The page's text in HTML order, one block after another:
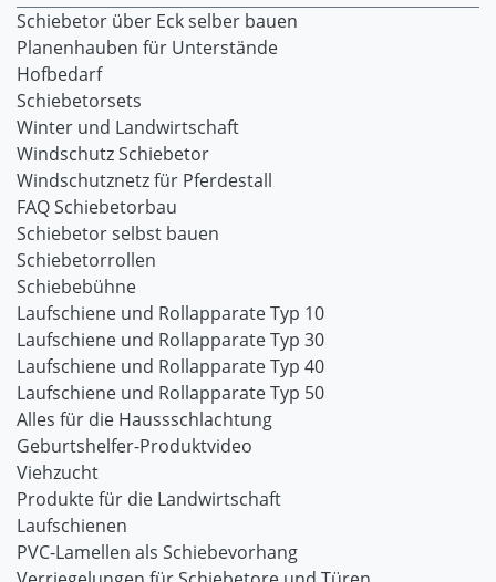
Schiebetor über Eck selber bauen
Planenhauben für Unterstände
Hofbedarf
Schiebetorsets
Winter und Landwirtschaft
Windschutz Schiebetor
Windschutznetz für Pferdestall
FAQ Schiebetorbau
Schiebetor selbst bauen
Schiebetorrollen
Schiebebühne
Laufschiene und Rollapparate Typ 10
Laufschiene und Rollapparate Typ 30
Laufschiene und Rollapparate Typ 40
Laufschiene und Rollapparate Typ 50
Alles für die Haussschlachtung
Geburtshelfer-Produktvideo
Viehzucht
Produkte für die Landwirtschaft
Laufschienen
PVC-Lamellen als Schiebevorhang